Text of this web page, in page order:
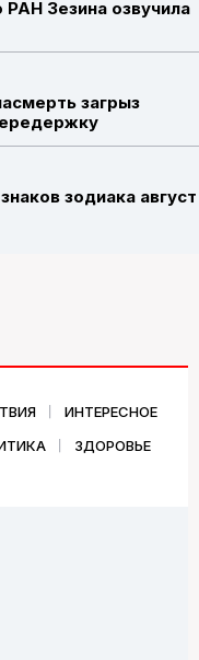
Зезина озвучила
загрыз
зодиака август
ИНТЕРЕСНОЕ
ЗДОРОВЬЕ